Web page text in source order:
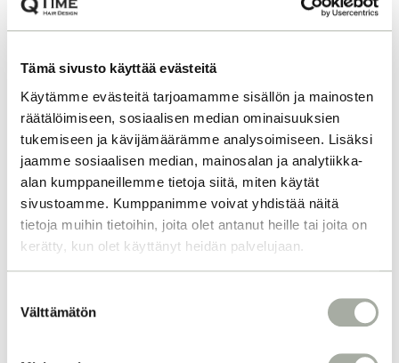
Tämä sivusto käyttää evästeitä
Käytämme evästeitä tarjoamamme sisällön ja mainosten
räätälöimiseen, sosiaalisen median ominaisuuksien
tukemiseen ja kävijämäärämme analysoimiseen. Lisäksi
jaamme sosiaalisen median, mainosalan ja analytiikka-
alan kumppaneillemme tietoja siitä, miten käytät
sivustoamme. Kumppanimme voivat yhdistää näitä
tietoja muihin tietoihin, joita olet antanut heille tai joita on
kerätty, kun olet käyttänyt heidän palvelujaan.
Välttämätön
METALLINPOISTO
HIUKSISTA
TEHOKKAASTI
KAMPAAMOSSA JA
KOTONA